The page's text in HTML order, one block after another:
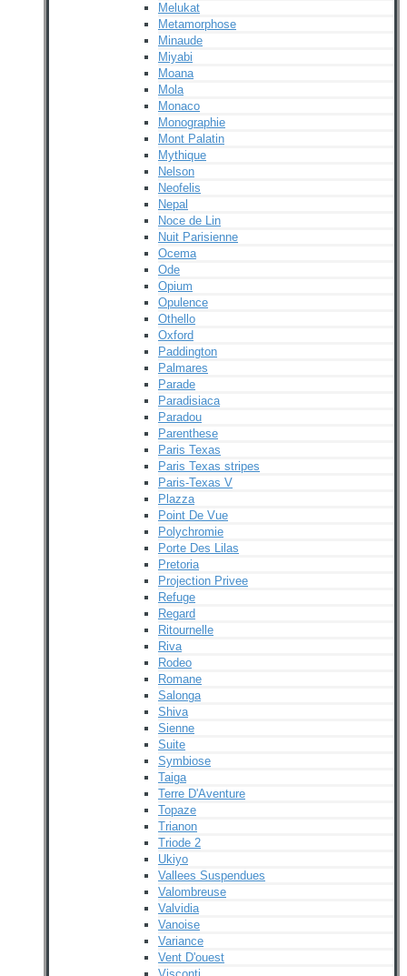
Melukat
Metamorphose
Minaude
Miyabi
Moana
Mola
Monaco
Monographie
Mont Palatin
Mythique
Nelson
Neofelis
Nepal
Noce de Lin
Nuit Parisienne
Ocema
Ode
Opium
Opulence
Othello
Oxford
Paddington
Palmares
Parade
Paradisiaca
Paradou
Parenthese
Paris Texas
Paris Texas stripes
Paris-Texas V
Plazza
Point De Vue
Polychromie
Porte Des Lilas
Pretoria
Projection Privee
Refuge
Regard
Ritournelle
Riva
Rodeo
Romane
Salonga
Shiva
Sienne
Suite
Symbiose
Taiga
Terre D'Aventure
Topaze
Trianon
Triode 2
Ukiyo
Vallees Suspendues
Valombreuse
Valvidia
Vanoise
Variance
Vent D'ouest